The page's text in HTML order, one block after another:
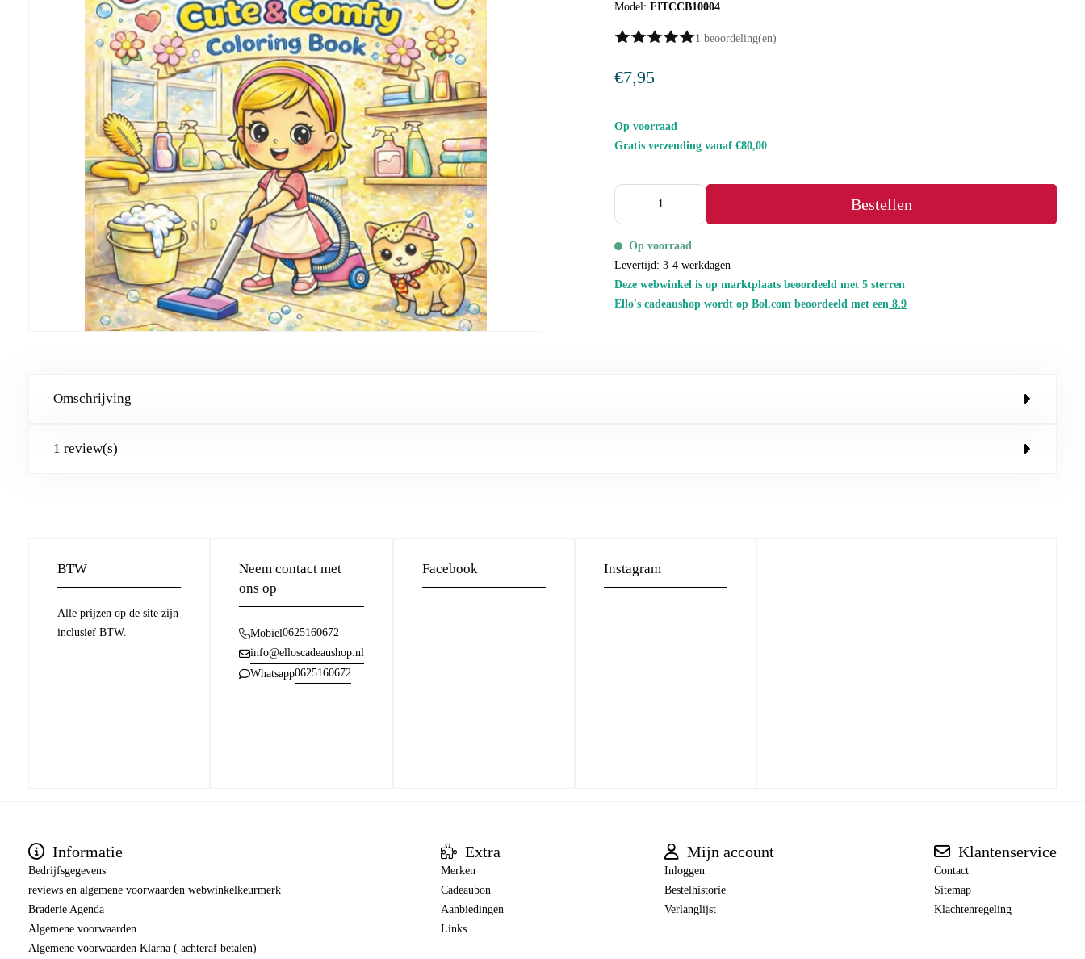
Model:FITCCB10004
1 beoordeling(en)
€7,95
Op voorraad
Gratis verzending vanaf €80,00
Bestellen
Op voorraad
Levertijd: 3-4 werkdagen
Deze webwinkel is op marktplaats beoordeeld met 5 sterren
Ello's cadeaushop wordt op Bol.com beoordeeld met een 8.9
Omschrijving
1 review(s)
BTW
Alle prijzen op de site zijn
inclusief BTW.
Neem contact met
ons op
Mobiel0625160672
info@elloscadeaushop.nl
Whatsapp0625160672
Facebook Instagram
Informatie
Bedrijfsgegevens
reviews en algemene voorwaarden webwinkelkeurmerk
Braderie Agenda
Algemene voorwaarden
Algemene voorwaarden Klarna ( achteraf betalen)
Extra
Merken
Cadeaubon
Aanbiedingen
Links
Mijn account
Inloggen
Bestelhistorie
Verlanglijst
Klantenservice
Contact
Sitemap
Klachtenregeling